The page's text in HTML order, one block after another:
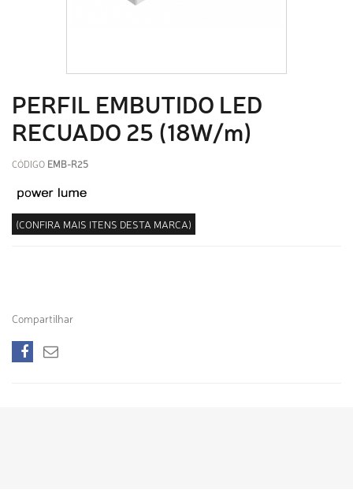
PERFIL EMBUTIDO LED
RECUADO 25 (18W/m)
CÓDIGO EMB-R25
(CONFIRA MAIS ITENS DESTA MARCA)
Compartilhar